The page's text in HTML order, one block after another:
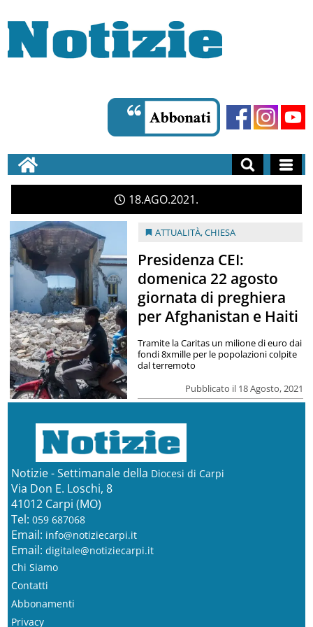
18AGO2021
ATTUALITÀ,CHIESA
Presidenza CEI:
domenica 22 agosto
giornata di preghiera
per Afghanistan e Haiti
Pubblicato il 18 Agosto, 2021
Tramite la Caritas un milione di euro dai
fondi 8xmille per le popolazioni colpite
dal terremoto
Notizie - Settimanale della Diocesi di Carpi
Via Don E. Loschi, 8
41012 Carpi (MO)
Tel: 059 687068
Email: info@notiziecarpi.it
Email: digitale@notiziecarpi.it
Chi Siamo
Contatti
Abbonamenti
Privacy